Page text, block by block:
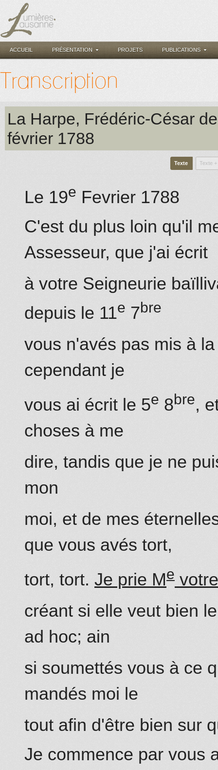
ACCUEIL PRÉSENTATION PROJETS PUBLICATIONS
Transcription
La Harpe, Frédéric-César de
février 1788
Texte Texte
Le 19e Fevrier 1788
C'est du plus loin qu'il
Assesseur, que j'ai écrit
à votre Seigneurie
depuis le 11e 7bre
vous n'avés pas mis à
cependant je
vous ai écrit le 5e 8bre,
choses à me
dire, tandis que je ne
mon
moi, et de mes
que vous avés tort,
tort, tort. Je prie Me
créant si elle veut bien
ad hoc; ain
si soumettés vous à ce
mandés moi le
tout afin d'être bien sur
Je commence par vous